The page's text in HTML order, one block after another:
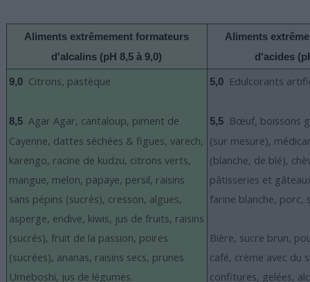
Aliments extrêmement formateurs
d'alcalins (pH 8,5 à 9,0)
Aliments
d'acides
9,0Citrons, pastèque
8,5Agar Agar, cantaloup, piment de
Cayenne, dattes séchées & figues, varech,
karengo, racine de kudzu, citrons verts,
mangue, melon, papaye, persil, raisins
sans pépins (sucrés), cresson, algues,
asperge, endive, kiwis, jus de fruits, raisins
(sucrés), fruit de la passion, poires
(sucrées), ananas, raisins secs, prunes
Umeboshi, jus de légumes.
5,0Edulcorants
5,5Bœuf, boissons
(sur mesure),
(blanche, de blé),
pâtisseries et
farine blanche, porc,
Bière, sucre brun,
café, crème avec du
confitures, gelées,